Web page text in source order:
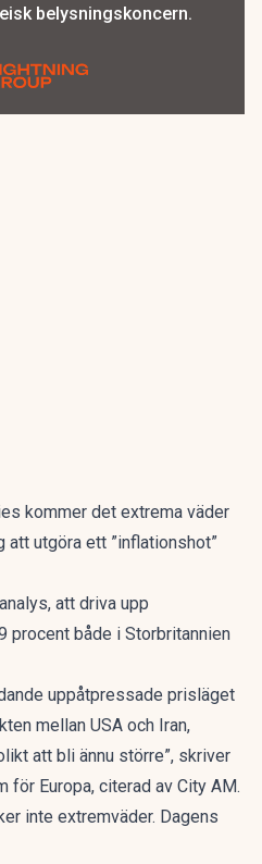
belysningskoncern.
kommer det extrema väder
utgöra ett ”inflationshot”
att driva upp
procent både i Storbritannien
uppåtpressade prisläget
mellan USA och Iran,
att bli ännu större”, skriver
för Europa, citerad av City AM.
inte extremväder. Dagens